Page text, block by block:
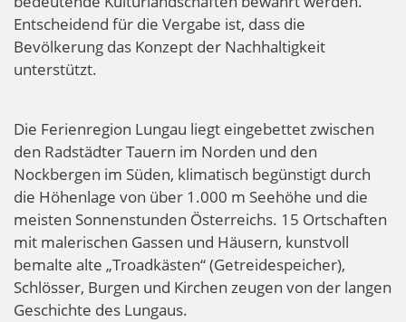
Entscheidend für die Vergabe ist, dass die
Bevölkerung das Konzept der Nachhaltigkeit
unterstützt.
Die Ferienregion Lungau liegt eingebettet zwischen
den Radstädter Tauern im Norden und den
Nockbergen im Süden, klimatisch begünstigt durch
die Höhenlage von über 1.000 m Seehöhe und die
meisten Sonnenstunden Österreichs. 15 Ortschaften
mit malerischen Gassen und Häusern, kunstvoll
bemalte alte „Troadkästen“ (Getreidespeicher),
Schlösser, Burgen und Kirchen zeugen von der langen
Geschichte des Lungaus.